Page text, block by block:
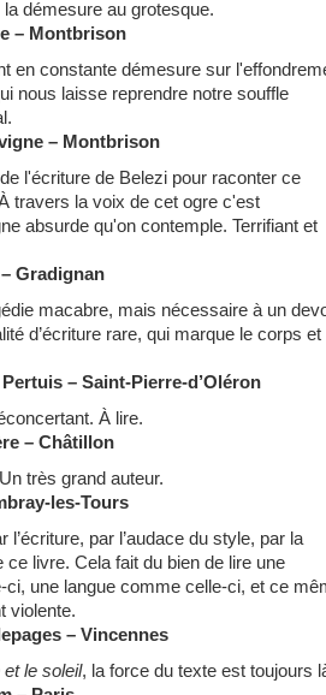
démesure au grotesque.
– Montbrison
en constante démesure sur
nous laisse reprendre notre souffle
– Montbrison
l'écriture de Belezi pour raconter ce
travers la voix de cet ogre c'est
absurde qu'on contemple. Terrifiant et
Gradignan
macabre, mais nécessaire à un
d’écriture rare, qui marque le corps et
– Saint-Pierre-d’Oléron
À lire.
– Châtillon
très grand auteur.
les-Tours
l’écriture, par l’audace du style, par la
ce livre. Cela fait du bien de lire une
ci, une langue comme celle-ci, et ce
violente.
– Vincennes
le soleil, la force du texte est toujours